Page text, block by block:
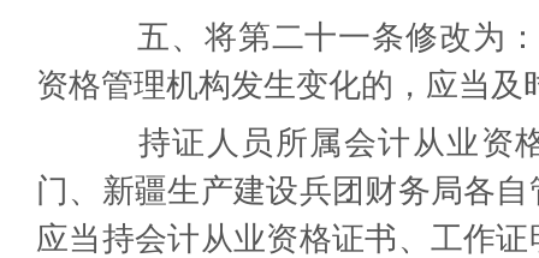
五、将第二十一条修改为：
资格管理机构发生变化的，应当及
持证人员所属会计从业资
门、新疆生产建设兵团财务局各
应当持会计从业资格证书、工作